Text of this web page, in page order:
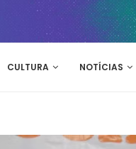
CULTURA NOTÍCIAS